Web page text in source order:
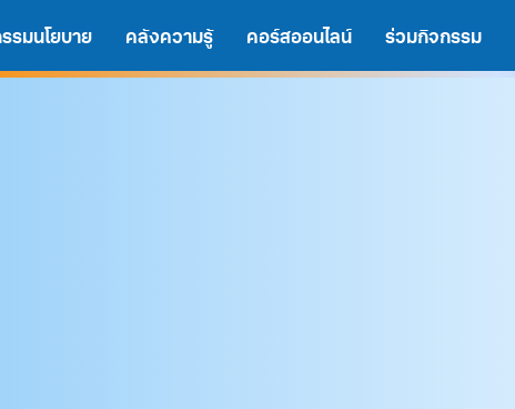
รมนโยบาย คลังความรู้ คอร์สออนไลน์ ร่วมกิจกรรม